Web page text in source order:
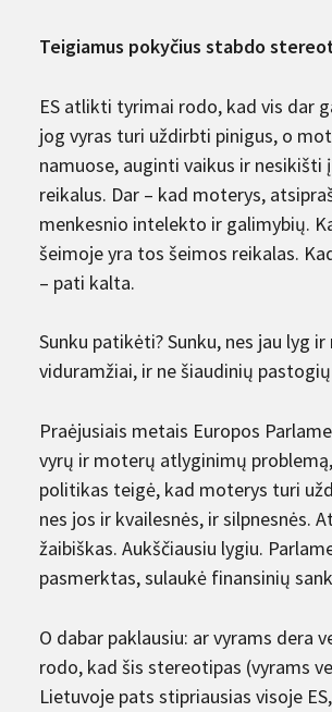
Teigiamus pokyčius stabdo
ES atlikti tyrimai rodo, kad vis dar
jog vyras turi uždirbti pinigus, o
namuose, auginti vaikus ir nesikišti
reikalus. Dar – kad moterys,
menkesnio intelekto ir galimybių.
šeimoje yra tos šeimos reikalas.
– pati kalta.
Sunku patikėti? Sunku, nes jau lyg ir
viduramžiai, ir ne šiaudinių
Praėjusiais metais Europos
vyrų ir moterų atlyginimų
politikas teigė, kad moterys turi
nes jos ir kvailesnės, ir silpnesnės.
žaibiškas. Aukščiausiu lygiu.
pasmerktas, sulaukė finansinių
O dabar paklausiu: ar vyrams dera
rodo, kad šis stereotipas (vyrams
Lietuvoje pats stipriausias visoje